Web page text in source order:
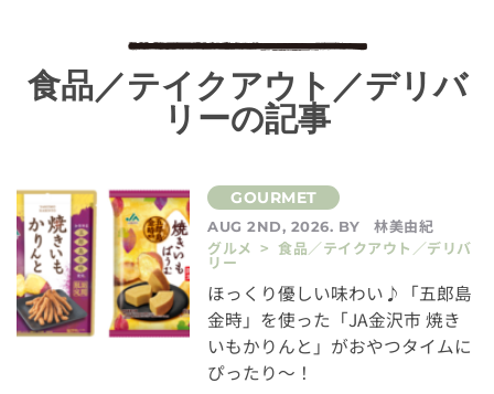
食品／テイクアウト／デリバ
リーの記事
AUG 2ND, 2026. BY
林美由紀
グルメ > 食品／テイクアウト／デリバ
リー
ほっくり優しい味わい♪「五郎島
金時」を使った「JA金沢市 焼き
いもかりんと」がおやつタイムに
ぴったり～！